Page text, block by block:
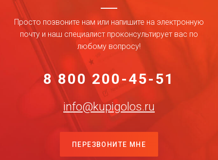
Просто позвоните нам или напишите на электронную
почту и наш специалист проконсультирует вас по
любому вопросу!
8 800 200-45-51
info@kupigolos.ru
ПЕРЕЗВОНИТЕ МНЕ